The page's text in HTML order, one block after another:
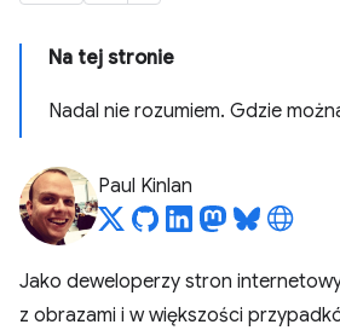
Na tej stronie
Nadal nie rozumiem. Gdzie
Paul Kinlan
Jako deweloperzy stron
z obrazami i w większości